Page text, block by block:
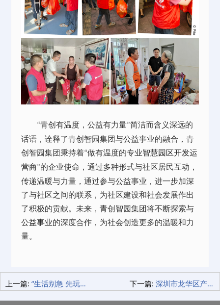
“青创有温度，公益有力量”简洁而含义深远的
话语，诠释了青创智园集团与公益事业的融合，青
创智园集团秉持着“做有温度的专业智慧园区开发运
营商”的企业使命，通过多种形式与社区居民互动，
传递温暖与力量，通过参与公益事业 ，进一步加深
了与社区之间的联系，为社区建设和社会发展作出
了积极的贡献。未来，青创智园集团将不断探索与
公益事业的深度合作，为社会创造更多的温暖和力
量。
上一篇: “生活别急 先玩一夏”清华社区“五社联动”亲邻市集开启！ 下一篇: 深圳市龙华区产业园促进会携会员单位莅临青创园·龙华汇走访交流